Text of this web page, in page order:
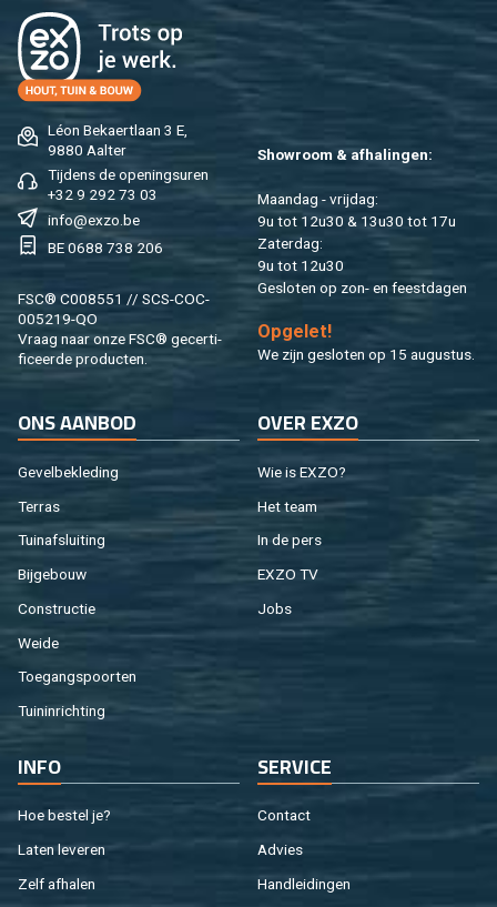
Léon Be­kaert­laan 3 E,
9880 Aal­ter
Tij­dens de ope­nings­uren
+32 9 292 73 03
info@​exzo.​be
BE 0688 738 206
FSC® C008551 // SCS-COC-
005219-QO
Vraag naar onze FSC® ge­cer­ti­
fi­ceer­de pro­duc­ten.
Show­room & af­ha­lin­gen:
Maan­dag - vrij­dag:
9u tot 12u30 & 13u30 tot 17u
Za­ter­dag:
9u tot 12u30
Ge­slo­ten op zon- en feest­da­gen
Op­ge­let!
We zijn ge­slo­ten op 15 au­gus­tus.
ONS AAN­BOD
Ge­vel­be­kle­ding
Ter­ras
Tuin­af­slui­ting
Bij­ge­bouw
Con­struc­tie
Weide
Toe­gangs­poor­ten
Tuin­in­rich­ting
OVER EXZO
Wie is EXZO?
Het team
In de pers
EXZO TV
Jobs
INFO
Hoe be­stel je?
Laten le­ve­ren
Zelf af­ha­len
SER­VI­CE
Con­tact
Ad­vies
Hand­lei­din­gen